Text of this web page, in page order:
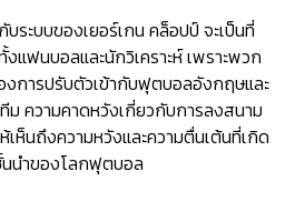
ระบบของเยอร์เกน คล็อปป์ จะเป็นที่
แฟนบอลและนักวิเคราะห์ เพราะพวก
ารปรับตัวเข้ากับฟุตบอลอังกฤษและ
ม ความคาดหวังเกี่ยวกับการลงสนาม
ห็นถึงความหวังและความตื่นเต้นที่เกิด
นำของโลกฟุตบอล